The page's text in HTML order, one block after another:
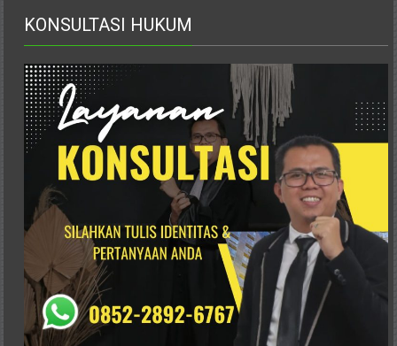
Lawyer,
Advokat,
Pengacara
Perceraian
Sleman,
Wonosari,
Wates,
Klaten,
Solo,
Semarang,
Jakarta,
Bali,
KONSULTASI HUKUM